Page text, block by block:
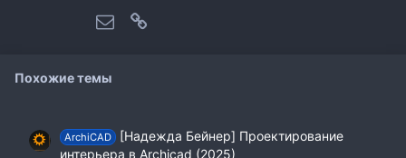
Электронная почта
Похожие темы
ArchiCAD
[Надежда Бейнер] Проектирование
интерьера в Archicad (2025)